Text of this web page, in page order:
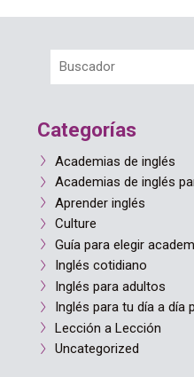
Categorías
Academias de inglés
Academias de inglés
Aprender inglés
Culture
Guía para elegir
Inglés cotidiano
Inglés para adultos
Inglés para tu día a día
Lección a Lección
Uncategorized